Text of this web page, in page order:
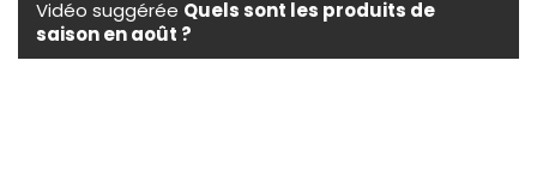
Vidéo suggérée Quels sont les produits de
saison en août ?